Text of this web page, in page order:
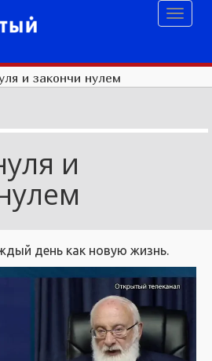
и закончи нулем
и
день как новую жизнь.